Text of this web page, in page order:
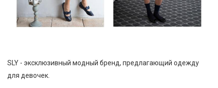
SLY - эксклюзивный модный бренд, предлагающий одежду
для девочек.